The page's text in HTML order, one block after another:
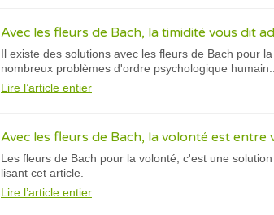
Avec les fleurs de Bach, la timidité vous dit
Il existe des solutions avec les fleurs de Bach pour
nombreux problèmes d'ordre psychologique humain...
Lire l’article entier
Avec les fleurs de Bach, la volonté est entre
Les fleurs de Bach pour la volonté, c'est une
lisant cet article.
Lire l’article entier